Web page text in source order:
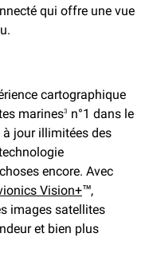
qui offre une vue
cartographique
marines3 n°1 dans le
à jour illimitées des
encore. Avec
Vision+™,
images satellites
et bien plus